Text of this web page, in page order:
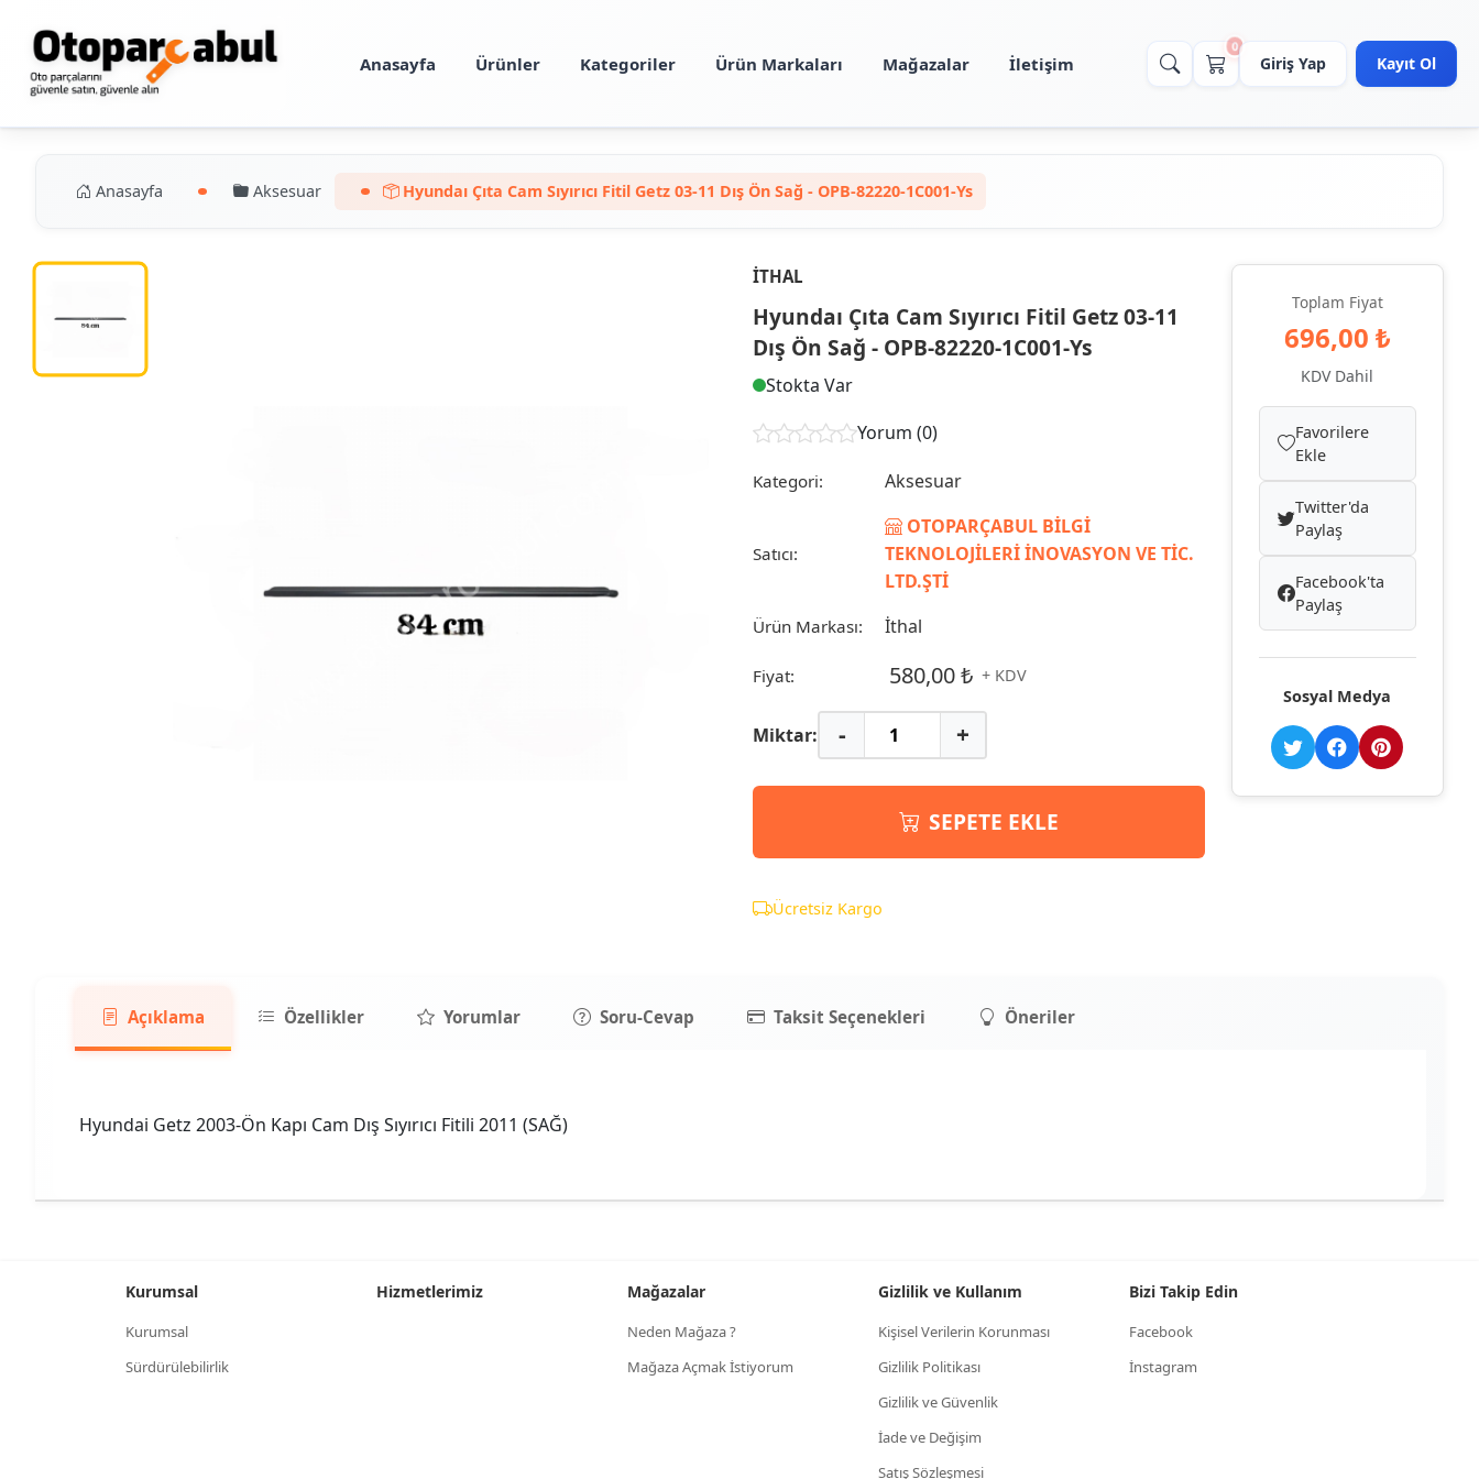
Anasayfa Ürünler Kategoriler Ürün Markaları Mağazalar İletişim
0
Giriş Yap Kayıt Ol
Anasayfa Aksesuar Hyundaı Çıta Cam Sıyırıcı Fitil Getz 03-11 Dış Ön Sağ - OPB-82220-1C001-Ys
İTHAL
Hyundaı Çıta Cam Sıyırıcı Fitil Getz 03-11
Dış Ön Sağ - OPB-82220-1C001-Ys
Stokta Var
Yorum (0)
Kategori: Aksesuar
Satıcı:
OTOPARÇABUL BİLGİ
TEKNOLOJİLERİ İNOVASYON VE TİC.
LTD.ŞTİ
Ürün Markası: İthal
Fiyat: 580,00 ₺ + KDV
Miktar: - +
SEPETE EKLE
Ücretsiz Kargo
Toplam Fiyat
696,00 ₺
KDV Dahil
Favorilere
Ekle
Twitter'da
Paylaş
Facebook'ta
Paylaş
Sosyal Medya
Açıklama Özellikler Yorumlar Soru-Cevap Taksit Seçenekleri Öneriler
Hyundai Getz 2003-Ön Kapı Cam Dış Sıyırıcı Fitili 2011 (SAĞ)
Kurumsal
Kurumsal
Sürdürülebilirlik
Hizmetlerimiz Mağazalar
Neden Mağaza ?
Mağaza Açmak İstiyorum
Gizlilik ve Kullanım
Kişisel Verilerin Korunması
Gizlilik Politikası
Gizlilik ve Güvenlik
İade ve Değişim
Satış Sözleşmesi
Bizi Takip Edin
Facebook
İnstagram